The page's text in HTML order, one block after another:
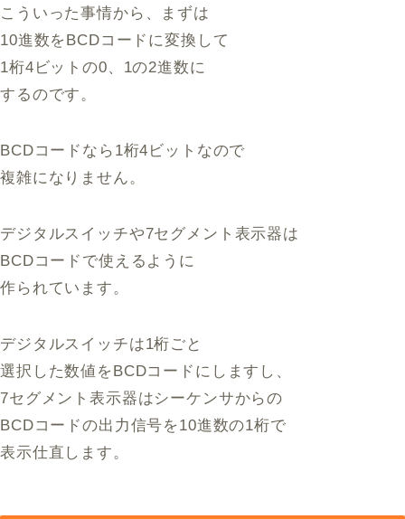
こういった事情から、まずは
10進数をBCDコードに変換して
1桁4ビットの0、1の2進数に
するのです。
BCDコードなら1桁4ビットなので
複雑になりません。
デジタルスイッチや7セグメント表示器は
BCDコードで使えるように
作られています。
デジタルスイッチは1桁ごと
選択した数値をBCDコードにしますし、
7セグメント表示器はシーケンサからの
BCDコードの出力信号を10進数の1桁で
表示仕直します。